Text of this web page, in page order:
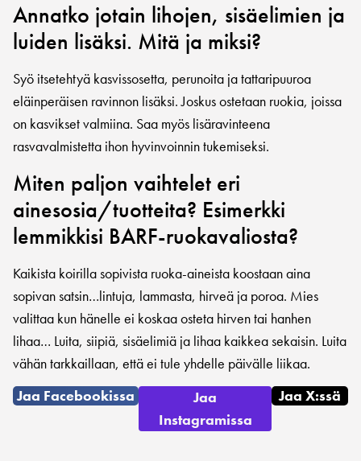
Annatko jotain lihojen, sisäelimien ja
luiden lisäksi. Mitä ja miksi?
Syö itsetehtyä kasvissosetta, perunoita ja tattaripuuroa
eläinperäisen ravinnon lisäksi. Joskus ostetaan ruokia, joissa
on kasvikset valmiina. Saa myös lisäravinteena
rasvavalmistetta ihon hyvinvoinnin tukemiseksi.
Miten paljon vaihtelet eri
ainesosia/tuotteita? Esimerkki
lemmikkisi BARF-ruokavaliosta?
Kaikista koirilla sopivista ruoka-aineista koostaan aina
sopivan satsin…lintuja, lammasta, hirveä ja poroa. Mies
valittaa kun hänelle ei koskaa osteta hirven tai hanhen
lihaa… Luita, siipiä, sisäelimiä ja lihaa kaikkea sekaisin. Luita
vähän tarkkaillaan, että ei tule yhdelle päivälle liikaa.
Jaa Facebookissa
Jaa
Instagramissa
Jaa X:ssä